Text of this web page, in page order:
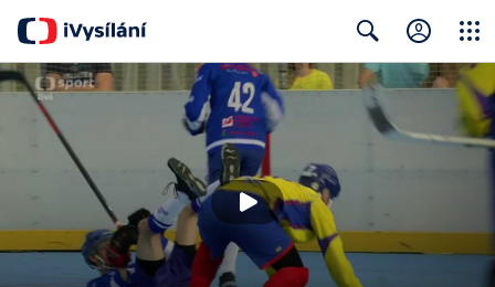
Search Close